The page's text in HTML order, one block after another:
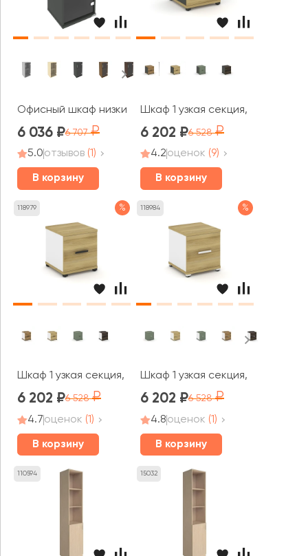
Офисный шкаф низкий узкий правый 1 низкая дверь
6 036 6 707
5.0отзывов (1)
В корзину
Шкаф 1 узкая секция, 1 ниша
6 202 6 528
4.2оценок (9)
В корзину
118979 %
Шкаф 1 узкая секция, 1 ниша CN.STU-113 B
6 202 6 528
4.7оценок (1)
В корзину
118984 %
Шкаф 1 узкая секция, 1 ниша
6 202 6 528
4.8оценок (1)
В корзину
110594 15032